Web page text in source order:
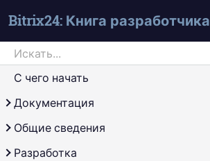
Bitrix24: Книга разработчика
Search
Искать...
С чего начать
Документация
Справочник
Сам себе источник
Общие сведения
Обработка uri
Разработка